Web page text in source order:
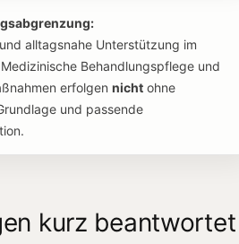
alltagsnahe Unterstützung im
Behandlungspflege und
erfolgen nicht ohne
und passende
kurz beantwortet